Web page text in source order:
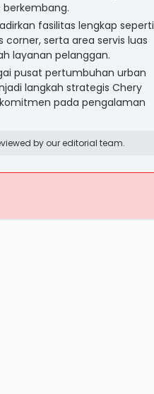
fasilitas lengkap seperti
serta area servis luas
layanan pelanggan.
pusat pertumbuhan urban
langkah strategis Chery
pada pengalaman
by our editorial team.